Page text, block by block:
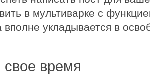
в мультиварке с
вполне укладывается в
время